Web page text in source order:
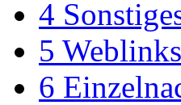
4
5 Weblinks
6